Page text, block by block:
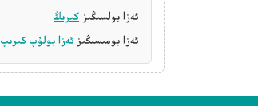
ئەزا بولسىڭىز كىرىڭ
ئەزا بومىسىڭىز ئەزا بولۇپ كىرىپ